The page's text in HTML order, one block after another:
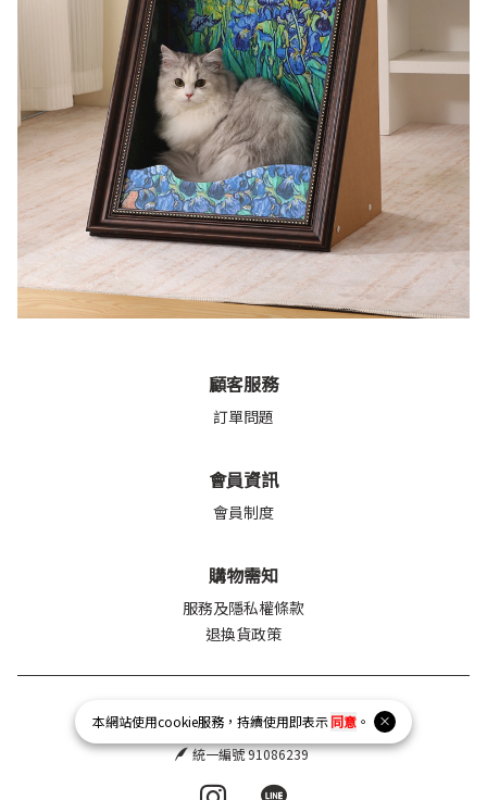
本網站使用cookie服務，持續使用即表示 同意。
顧客服務
訂單問題
會員資訊
會員制度
購物需知
服務及隱私權條款
退換貨政策
02 2940 0790
統一編號 91086239
Instagram page
Line page